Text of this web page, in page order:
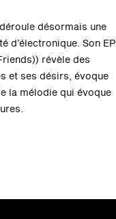
désormais une
d’électronique. Son EP
révèle des
et ses désirs, évoque
la mélodie qui évoque